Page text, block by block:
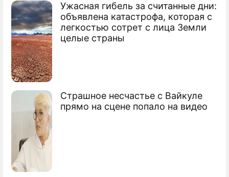
Ужасная гибель за считанные дни:
объявлена катастрофа, которая с
легкостью сотрет с лица Земли
целые страны
Страшное несчастье с Вайкуле
прямо на сцене попало на видео
По теме
Продолжение: Россиянам
повысят зарплату с 2016 года
Мошенник пытался вывести за рубеж
$46 млрд
ЦБ лишил лицензий четыре банка
Три московских банка лишились